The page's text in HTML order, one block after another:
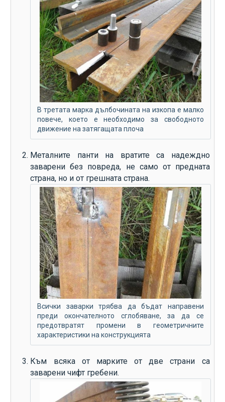
В третата марка дълбочината на изкопа е малко
повече, което е необходимо за свободното
движение на затягащата плоча
Металните панти на вратите са надеждно
заварени без повреда, не само от предната
страна, но и от грешната страна.
Всички заварки трябва да бъдат направени
преди окончателното сглобяване, за да се
предотвратят промени в геометричните
характеристики на конструкцията
Към всяка от марките от две страни са
заварени чифт гребени.